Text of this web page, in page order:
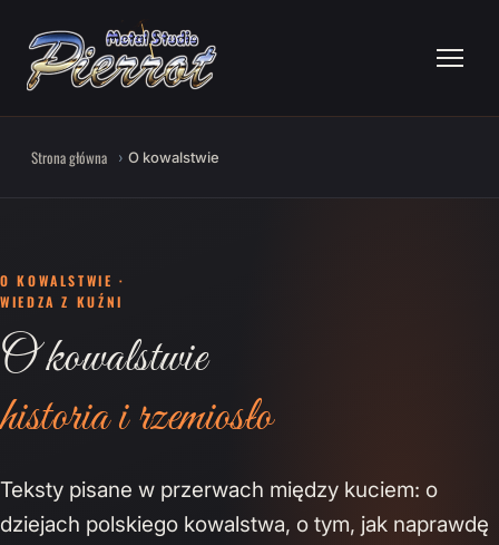
Strona główna O kowalstwie
O KOWALSTWIE ·
WIEDZA Z KUŹNI
O kowalstwie
historia i rzemiosło
Teksty pisane w przerwach między kuciem: o
dziejach polskiego kowalstwa, o tym, jak naprawdę